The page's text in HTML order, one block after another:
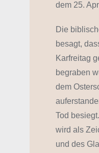
dem 25.
Die
besagt,
Karfreitag
begraben
dem
Tod
wird als
und des